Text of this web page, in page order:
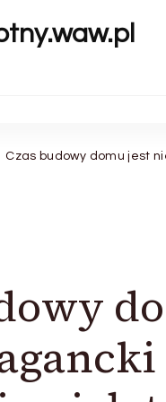
Czas budowy domu jest